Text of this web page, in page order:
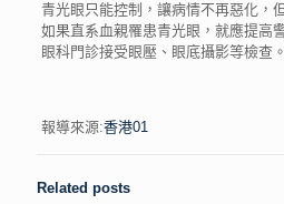
青光眼只能控制，讓病情不再惡化，
如果直系血親罹患青光眼，就應提高
眼科門診接受眼壓、眼底攝影等檢查。
報導來源:香港01
Related posts